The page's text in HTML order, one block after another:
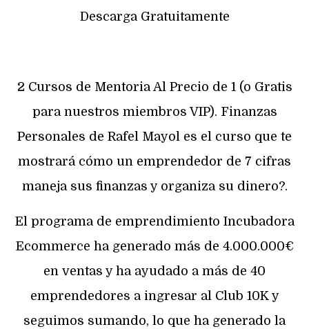
Descarga Gratuitamente
2 Cursos de Mentoria Al Precio de 1 (o Gratis
para nuestros miembros VIP). Finanzas
Personales de Rafel Mayol es el curso que te
mostrará cómo un emprendedor de 7 cifras
maneja sus finanzas y organiza su dinero?.
El programa de emprendimiento Incubadora
Ecommerce ha generado más de 4.000.000€
en ventas y ha ayudado a más de 40
emprendedores a ingresar al Club 10K y
seguimos sumando, lo que ha generado la